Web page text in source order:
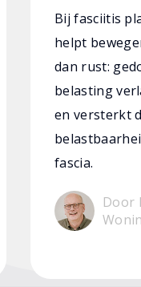
Bij fasciitis
helpt
dan rust:
belasting
en versterkt
fascia.
Door